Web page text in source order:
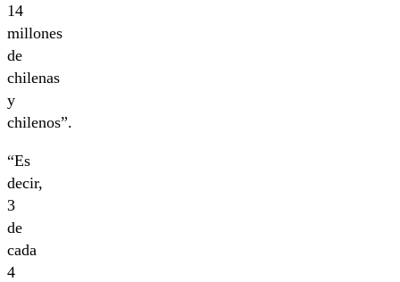
14
millones
de
chilenas
y
chilenos”.
“Es
decir,
3
de
cada
4